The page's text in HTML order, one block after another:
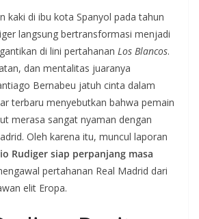
kaki di ibu kota Spanyol pada tahun
langsung bertransformasi menjadi
di lini pertahanan Los Blancos.
dan mentalitas juaranya
Bernabeu jatuh cinta dalam
terbaru menyebutkan bahwa pemain
merasa sangat nyaman dengan
Oleh karena itu, muncul laporan
Rudiger siap perpanjang masa
pertahanan Real Madrid dari
elit Eropa.